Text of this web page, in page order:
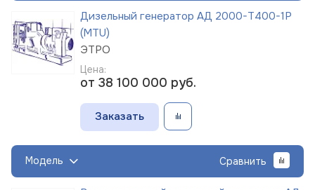
Дизельный генератор АД 2000-Т400-1Р
(MTU)
ЭТРО
Цена:
от 38 100 000 руб.
Заказать
Модель Сравнить